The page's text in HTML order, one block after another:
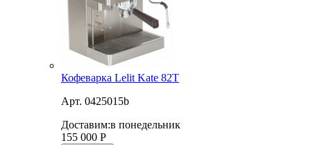
Кофеварка Lelit Kate 82T
Арт. 0425015b
Доставим:в понедельник
155 000 Р